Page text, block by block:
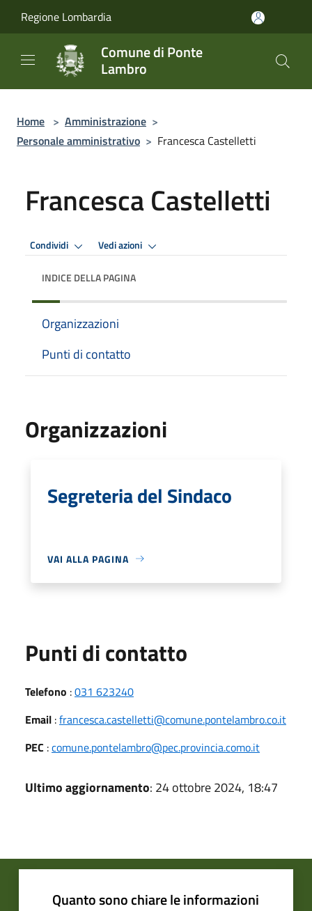
Regione Lombardia
Comune di Ponte
Lambro
Home > Amministrazione >
Personale amministrativo > Francesca Castelletti
Francesca Castelletti
Condividi Vedi azioni
INDICE DELLA PAGINA
Organizzazioni
Punti di contatto
Organizzazioni
Segreteria del Sindaco
VAI ALLA PAGINA
Punti di contatto
Telefono :031 623240
Email :francesca.castelletti@comune.pontelambro.co.it
PEC :comune.pontelambro@pec.provincia.como.it
Ultimo aggiornamento: 24 ottobre 2024, 18:47
Quanto sono chiare le informazioni